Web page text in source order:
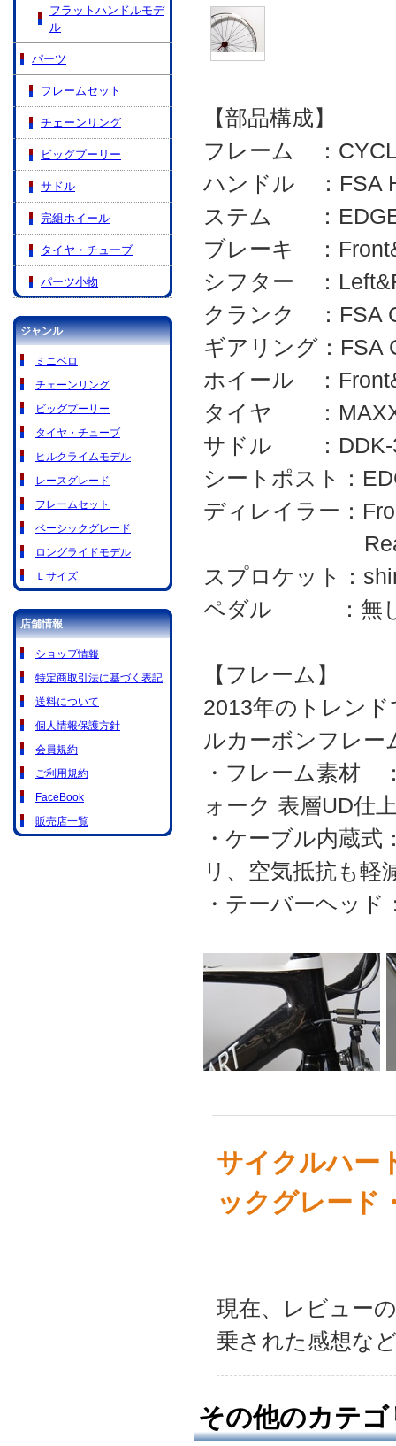
【部品構成】
フレーム ：
ハンドル ：FSA
ステム ：EDGE
ブレーキ ：
シフター ：
クランク ：FSA
ギアリング：FSA
ホイール ：
タイヤ ：
サドル ：DDK-
シートポスト：
ディレイラー：
Rear
スプロケット：
ペダル ：無
【フレーム】
2013年のトレン
ルカーボンフレー
・フレーム素材
ォーク 表層UD仕
・ケーブル内蔵
リ、空気抵抗も軽
・テーバーヘッ
サイクルハ
ックグレード
現在、レビュー
乗された感想な
その他のカテゴ
フラットハンドルモデ
ル
パーツ
フレームセット
チェーンリング
ビッグプーリー
サドル
完組ホイール
タイヤ・チューブ
パーツ小物
ジャンル
ミニベロ
チェーンリング
ビッグプーリー
タイヤ・チューブ
ヒルクライムモデル
レースグレード
フレームセット
ベーシックグレード
ロングライドモデル
Ｌサイズ
店舗情報
ショップ情報
特定商取引法に基づく表記
送料について
個人情報保護方針
会員規約
ご利用規約
FaceBook
販売店一覧